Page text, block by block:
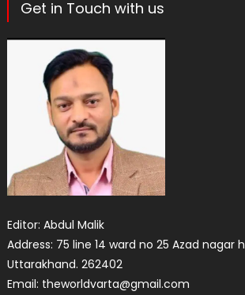
Get in Touch with us
Editor: Abdul Malik
Address: 75 line 14 ward no 25 Azad nagar
Uttarakhand. 262402
Email: theworldvarta@gmail.com